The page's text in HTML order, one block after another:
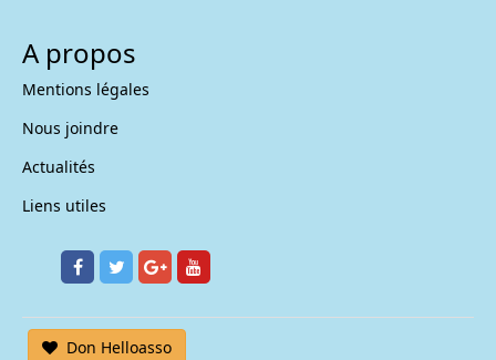
A propos
Mentions légales
Nous joindre
Actualités
Liens utiles
Don Helloasso